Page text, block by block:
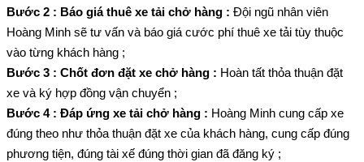
Bước 2 : Báo giá thuê xe tải chở hàng : Đội ngũ nhân viên
Hoàng Minh sẽ tư vấn và báo giá cước phí thuê xe tải tùy thuộc
vào từng khách hàng ;
Bước 3 : Chốt đơn đặt xe chở hàng : Hoàn tất thỏa thuận đặt
xe và ký hợp đồng vận chuyển ;
Bước 4 : Đáp ứng xe tải chở hàng : Hoàng Minh cung cấp xe
đúng theo như thỏa thuận đặt xe của khách hàng, cung cấp đúng
phương tiện, đúng tài xế đúng thời gian đã đăng ký ;